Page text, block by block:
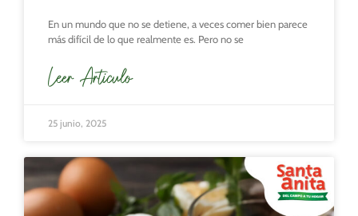
En un mundo que no se detiene, a veces comer bien parece
más difícil de lo que realmente es. Pero no se
Leer Articulo
25 junio, 2025